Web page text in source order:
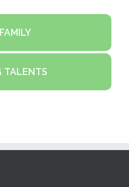
TALENTS